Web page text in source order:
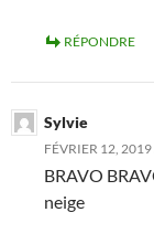
RÉPONDRE
Sylvie
FÉVRIER 12,
BRAVO
neige